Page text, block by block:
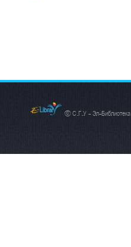
© С.Г.У - Эл-Библиотека